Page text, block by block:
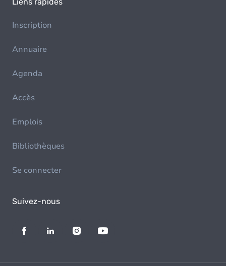
Inscription
Annuaire
Agenda
Accès
Emplois
Bibliothèques
Se connecter
Suivez-nous